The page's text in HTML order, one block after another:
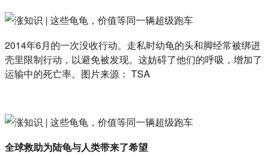
2014年6月的一次没收行动。走私时幼龟的头和脚经常被绑进
壳里限制行动，以避免被发现。这妨碍了他们的呼吸，增加了
运输中的死亡率。图片来源： TSA
全球救助为陆龟与人类带来了希望